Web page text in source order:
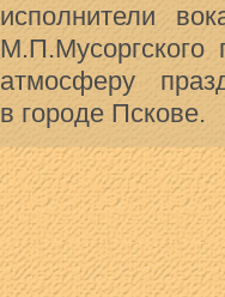
исполнители
атмосферу
в городе Пскове.